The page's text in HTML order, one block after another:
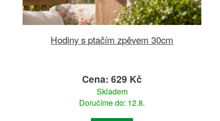
Hodiny s ptačím zpěvem 30cm
Cena: 629 Kč
Skladem
Doručíme do: 12.8.